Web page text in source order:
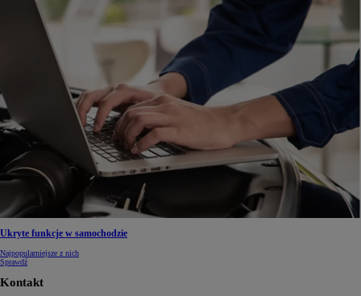
Ukryte funkcje w samochodzie
Najpopularniejsze z nich
Sprawdź
Kontakt